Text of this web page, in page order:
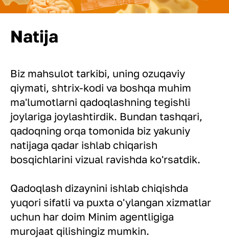
Natija
Biz mahsulot tarkibi, uning ozuqaviy
qiymati, shtrix-kodi va boshqa muhim
ma'lumotlarni qadoqlashning tegishli
joylariga joylashtirdik. Bundan tashqari,
qadoqning orqa tomonida biz yakuniy
natijaga qadar ishlab chiqarish
bosqichlarini vizual ravishda ko'rsatdik.
Qadoqlash dizaynini ishlab chiqishda
yuqori sifatli va puxta o'ylangan xizmatlar
uchun har doim Minim agentligiga
murojaat qilishingiz mumkin.